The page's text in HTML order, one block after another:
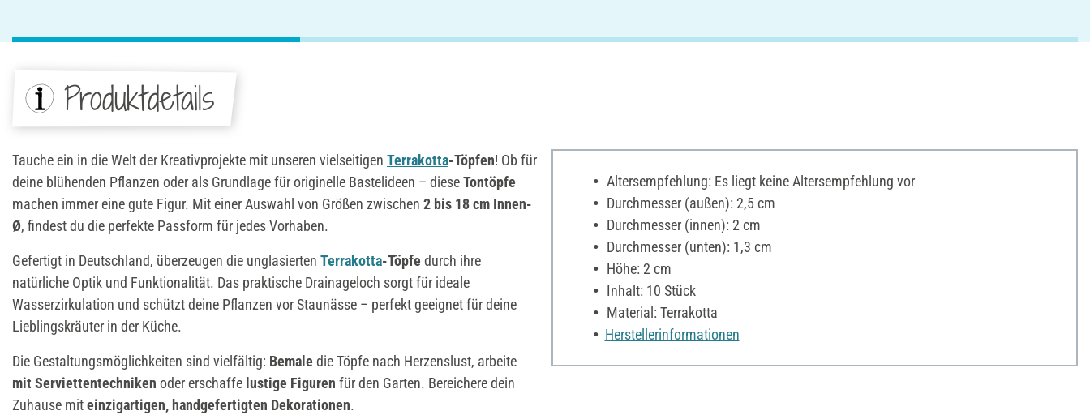
Produktdetails
Tauche ein in die Welt der Kreativprojekte mit unseren vielseitigen Terrakotta-Töpfen! Ob für
deine blühenden Pflanzen oder als Grundlage für originelle Bastelideen – dieseTontöpfe
machen immer eine gute Figur. Mit einer Auswahl von Größen zwischen 2 bis 18 cm Innen-
Ø, findest du die perfekte Passform für jedes Vorhaben.
Gefertigt in Deutschland, überzeugen die unglasierten Terrakotta-Töpfe durch ihre
natürliche Optik und Funktionalität. Das praktische Drainageloch sorgt für ideale
Wasserzirkulation und schützt deine Pflanzen vor Staunässe – perfekt geeignet für deine
Lieblingskräuter in der Küche.
Die Gestaltungsmöglichkeiten sind vielfältig: Bemale die Töpfe nach Herzenslust, arbeite
mit Serviettentechniken oder erschaffe lustige Figuren für den Garten. Bereichere dein
Zuhause miteinzigartigen, handgefertigten Dekorationen.
Altersempfehlung: Es liegt keine Altersempfehlung vor
Durchmesser (außen): 2,5 cm
Durchmesser (innen): 2 cm
Durchmesser (unten): 1,3 cm
Höhe: 2 cm
Inhalt: 10 Stück
Material: Terrakotta
Herstellerinformationen